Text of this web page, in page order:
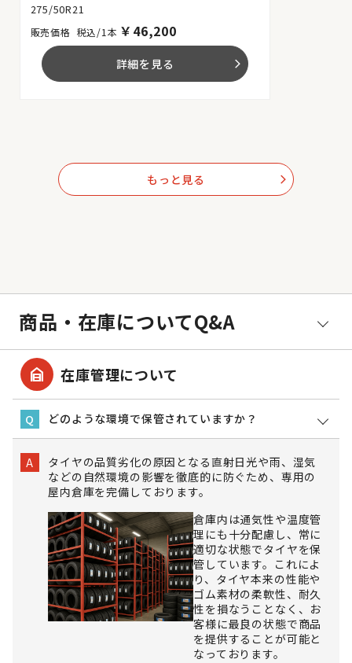
275/50R21
税込/1本 ￥ 46,200
詳細を見る arrow_forward_ios
もっと見る arrow_forward_ios
商品・在庫についてQ&A
garage_home 在庫管理について
Q どのような環境で保管されていますか？
A
タイヤの品質劣化の原因となる直射日光や雨、湿気
などの自然環境の影響を徹底的に防ぐため、専用の
屋内倉庫を完備しております。
倉庫内は通気性や温度管
理にも十分配慮し、常に
適切な状態でタイヤを保
管しています。これによ
り、タイヤ本来の性能や
ゴム素材の柔軟性、耐久
性を損なうことなく、お
客様に最良の状態で商品
を提供することが可能と
なっております。